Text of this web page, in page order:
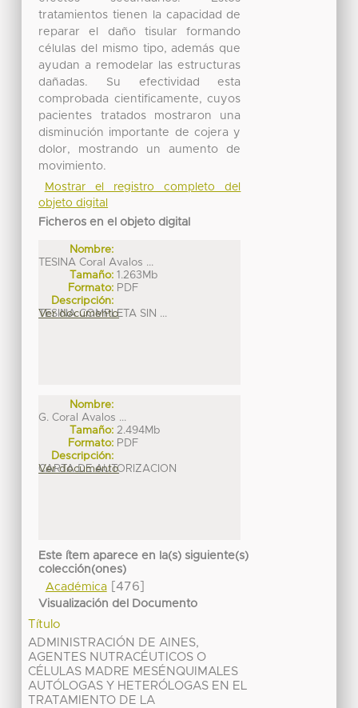
tratamientos tienen la capacidad de
reparar el daño tisular formando
células del mismo tipo, además que
ayudan a remodelar las estructuras
dañadas. Su efectividad esta
comprobada cientificamente, cuyos
pacientes tratados mostraron una
disminución importante de cojera y
dolor, mostrando un aumento de
movimiento.
Mostrar el registro completo del
objeto digital
Ficheros en el objeto digital
Nombre:
TESINA Coral Avalos ...
Tamaño: 1.263Mb
Formato: PDF
Descripción:
TESINA COMPLETA SIN ...
Ver documento
Nombre:
G. Coral Avalos ...
Tamaño: 2.494Mb
Formato: PDF
Descripción:
CARTA DE AUTORIZACION
Ver documento
Este ítem aparece en la(s) siguiente(s)
colección(ones)
Académica[476]
Visualización del Documento
Título
ADMINISTRACIÓN DE AINES,
AGENTES NUTRACÉUTICOS O
CÉLULAS MADRE MESÉNQUIMALES
AUTÓLOGAS Y HETERÓLOGAS EN EL
TRATAMIENTO DE LA